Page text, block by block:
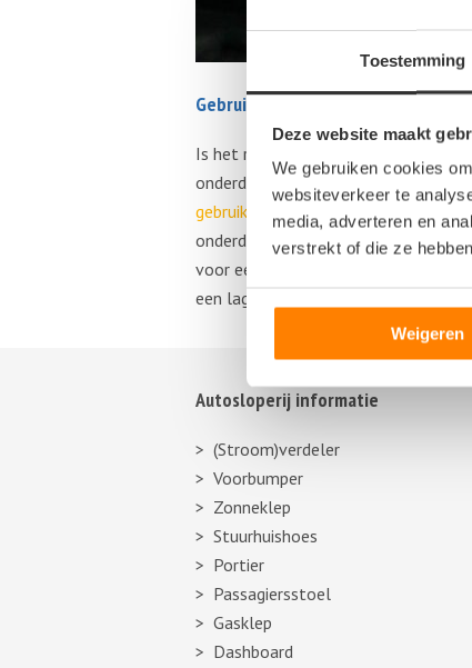
Toestemming
Deze website maakt
We gebruiken cookies
websiteverkeer te
media, adverteren en
verstrekt of die ze
Weigeren
Gebruikte onderdelen kopen
Is het ruitensproeier reservoir van
onderdeel te kopen en de
gebruikte onderdelen
kopen. Een
onderdelen uit deze auto’s worden
voor een aantrekkelijke prijs en zo
een lage prijs een vervangend
Autosloperij informatie
(Stroom)verdeler
Voorbumper
Zonneklep
Stuurhuishoes
Portier
Passagiersstoel
Gasklep
Dashboard